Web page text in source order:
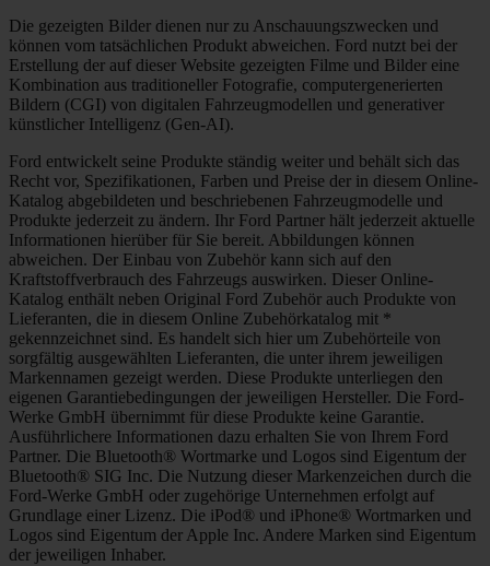
Die gezeigten Bilder dienen nur zu Anschauungszwecken und
können vom tatsächlichen Produkt abweichen. Ford nutzt bei der
Erstellung der auf dieser Website gezeigten Filme und Bilder eine
Kombination aus traditioneller Fotografie, computergenerierten
Bildern (CGI) von digitalen Fahrzeugmodellen und generativer
künstlicher Intelligenz (Gen-AI).
Ford entwickelt seine Produkte ständig weiter und behält sich das
Recht vor, Spezifikationen, Farben und Preise der in diesem Online-
Katalog abgebildeten und beschriebenen Fahrzeugmodelle und
Produkte jederzeit zu ändern. Ihr Ford Partner hält jederzeit aktuelle
Informationen hierüber für Sie bereit. Abbildungen können
abweichen. Der Einbau von Zubehör kann sich auf den
Kraftstoffverbrauch des Fahrzeugs auswirken. Dieser Online-
Katalog enthält neben Original Ford Zubehör auch Produkte von
Lieferanten, die in diesem Online Zubehörkatalog mit *
gekennzeichnet sind. Es handelt sich hier um Zubehörteile von
sorgfältig ausgewählten Lieferanten, die unter ihrem jeweiligen
Markennamen gezeigt werden. Diese Produkte unterliegen den
eigenen Garantiebedingungen der jeweiligen Hersteller. Die Ford-
Werke GmbH übernimmt für diese Produkte keine Garantie.
Ausführlichere Informationen dazu erhalten Sie von Ihrem Ford
Partner. Die Bluetooth® Wortmarke und Logos sind Eigentum der
Bluetooth® SIG Inc. Die Nutzung dieser Markenzeichen durch die
Ford-Werke GmbH oder zugehörige Unternehmen erfolgt auf
Grundlage einer Lizenz. Die iPod® und iPhone® Wortmarken und
Logos sind Eigentum der Apple Inc. Andere Marken sind Eigentum
der jeweiligen Inhaber.